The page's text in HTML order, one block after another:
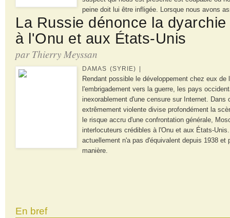
peine doit lui être infligée. Lorsque nous avons
La Russie dénonce la dyarchie
à l'Onu et aux États-Unis
par Thierry Meyssan
DAMAS (SYRIE) |
Rendant possible le développement chez eux de
l'embrigadement vers la guerre, les pays
inexorablement d'une censure sur Internet. Dans
extrêmement violente divise profondément la
le risque accru d'une confrontation générale,
interlocuteurs crédibles à l'Onu et aux États-
actuellement n'a pas d'équivalent depuis 1938 et
manière.
En bref